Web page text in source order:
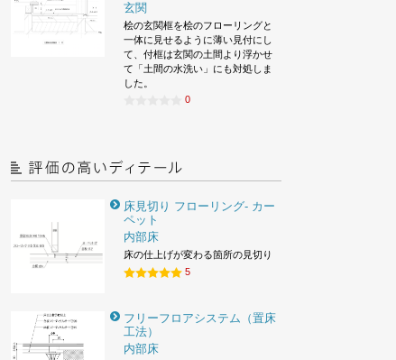
玄関
桧の玄関框を桧のフローリングと
一体に見せるように薄い見付にし
て、付框は玄関の土間より浮かせ
て「土間の水洗い」にも対処しま
した。
0
床見切り フローリング- カー
ペット
内部床
床の仕上げが変わる箇所の見切り
5
フリーフロアシステム（置床
工法）
内部床